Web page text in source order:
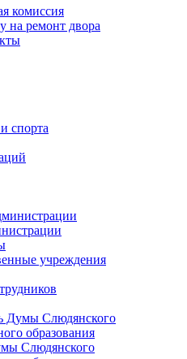
комиссия
на ремонт двора
спорта
учреждения
Думы Слюдянского
образования
Слюдянского